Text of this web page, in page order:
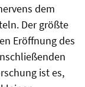
dem
Der größte
Eröffnung des
ist es,